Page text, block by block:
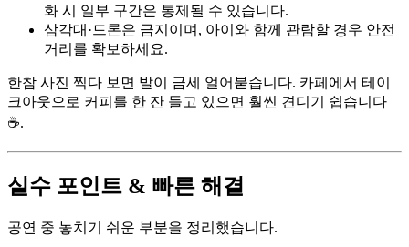
화 시 일부 구간은 통제될 수 있습니다.
삼각대·드론은 금지이며, 아이와 함께 관람할 경우 안전
거리를 확보하세요.
한참 사진 찍다 보면 발이 금세 얼어붙습니다. 카페에서 테이
크아웃으로 커피를 한 잔 들고 있으면 훨씬 견디기 쉽습니다
☕.
실수 포인트 & 빠른 해결
공연 중 놓치기 쉬운 부분을 정리했습니다.